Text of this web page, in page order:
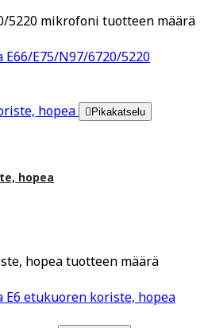
5220 mikrofoni tuotteen määrä
E66/E75/N97/6720/5220
Pikakatselu
hopea
hopea tuotteen määrä
E6 etukuoren koriste, hopea